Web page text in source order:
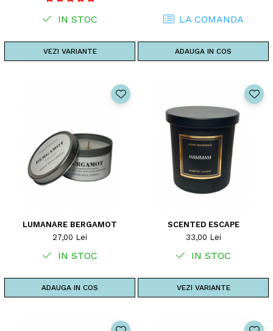
IN STOC
VEZI VARIANTE
LA COMANDA
ADAUGA IN COS
LUMANARE BERGAMOT
27,00 Lei
IN STOC
ADAUGA IN COS
SCENTED ESCAPE
33,00 Lei
IN STOC
VEZI VARIANTE